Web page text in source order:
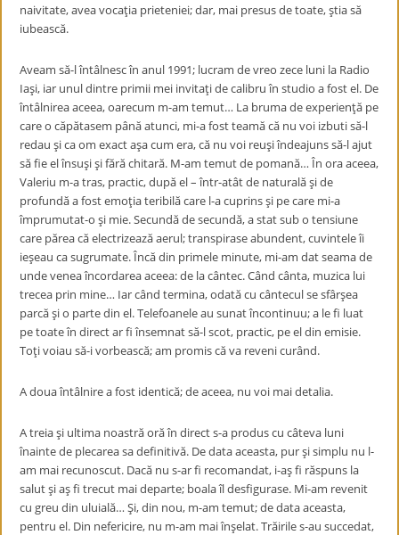
naivitate, avea vocaţia prieteniei; dar, mai presus de toate, ştia să
iubească.
Aveam să-l întâlnesc în anul 1991; lucram de vreo zece luni la Radio
Iaşi, iar unul dintre primii mei invitaţi de calibru în studio a fost el. De
întâlnirea aceea, oarecum m-am temut… La bruma de experienţă pe
care o căpătasem până atunci, mi-a fost teamă că nu voi izbuti să-l
redau şi ca om exact aşa cum era, că nu voi reuşi îndeajuns să-l ajut
să fie el însuşi şi fără chitară. M-am temut de pomană… În ora aceea,
Valeriu m-a tras, practic, după el – într-atât de naturală şi de
profundă a fost emoţia teribilă care l-a cuprins şi pe care mi-a
împrumutat-o şi mie. Secundă de secundă, a stat sub o tensiune
care părea că electrizează aerul; transpirase abundent, cuvintele îi
ieşeau ca sugrumate. Încă din primele minute, mi-am dat seama de
unde venea încordarea aceea: de la cântec. Când cânta, muzica lui
trecea prin mine… Iar când termina, odată cu cântecul se sfârşea
parcă şi o parte din el. Telefoanele au sunat încontinuu; a le fi luat
pe toate în direct ar fi însemnat să-l scot, practic, pe el din emisie.
Toţi voiau să-i vorbească; am promis că va reveni curând.
A doua întâlnire a fost identică; de aceea, nu voi mai detalia.
A treia şi ultima noastră oră în direct s-a produs cu câteva luni
înainte de plecarea sa definitivă. De data aceasta, pur şi simplu nu l-
am mai recunoscut. Dacă nu s-ar fi recomandat, i-aş fi răspuns la
salut şi aş fi trecut mai departe; boala îl desfigurase. Mi-am revenit
cu greu din uluială… Şi, din nou, m-am temut; de data aceasta,
pentru el. Din nefericire, nu m-am mai înşelat. Trăirile s-au succedat,